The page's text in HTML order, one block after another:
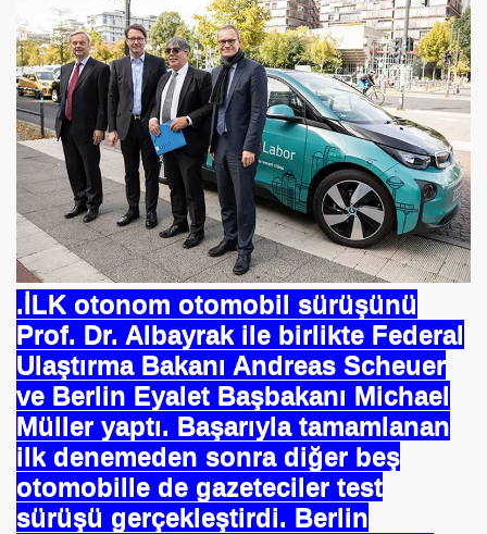
.İLK otonom otomobil sürüşünü
Prof. Dr. Albayrak ile birlikte Federal
Ulaştırma Bakanı Andreas Scheuer
ve Berlin Eyalet Başbakanı Michael
Müller yaptı. Başarıyla tamamlanan
ilk denemeden sonra diğer beş
otomobille de gazeteciler test
sürüşü gerçekleştirdi. Berlin